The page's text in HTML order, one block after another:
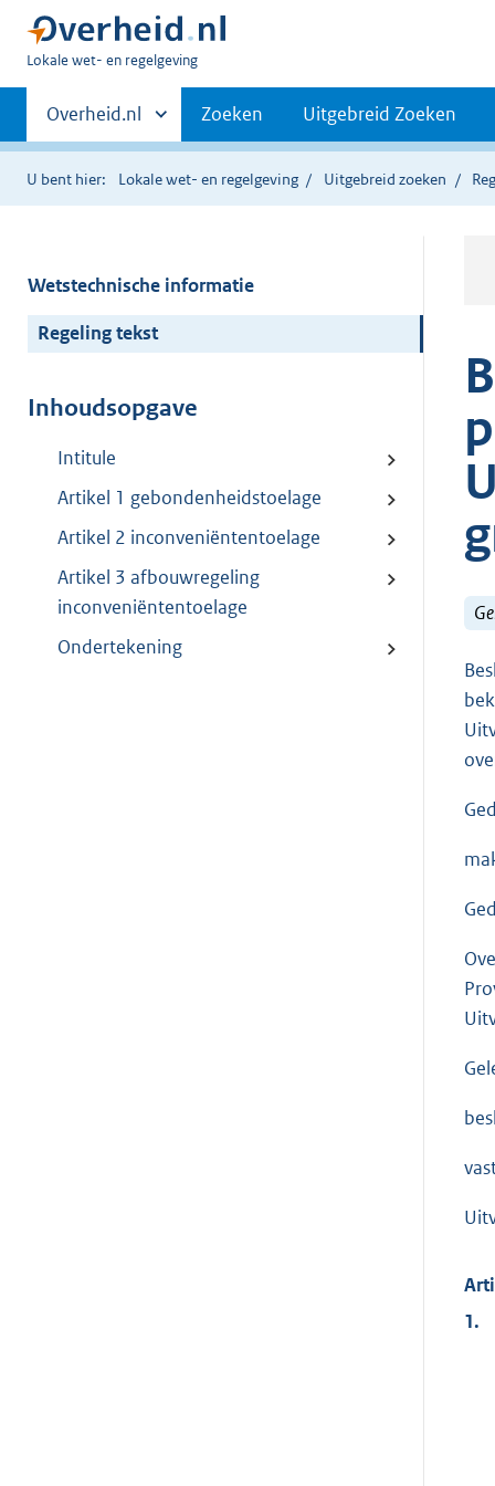
U
hier:
Lokale wet- en regelgeving
Primaire
navigatie
Andere
sites
binnen
Overheid.nl Zoeken Uitgebreid Zoeken
U bent hier: Lokale wet- en regelgeving Uitgebreid zoeken
Wetstechnische informatie
Regeling tekst
Inhoudsopgave
Intitule
Artikel 1 gebondenheidstoelage
Artikel 2 inconveniëntentoelage
Artikel 3 afbouwregeling
inconveniëntentoelage
Ondertekening
1.